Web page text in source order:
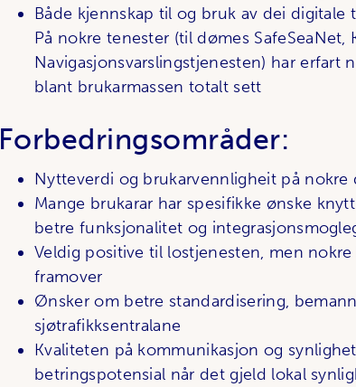
Både kjennskap til og bruk av dei digitale
På nokre tenester (til dømes SafeSeaNet,
Navigasjonsvarslingstjenesten) har erfart
blant brukarmassen totalt sett
Forbedringsområder:
Nytteverdi og brukarvennligheit på
Mange brukarar har spesifikke ønske
betre funksjonalitet og
Veldig positive til lostjenesten, men
framover
Ønsker om betre standardisering,
sjøtrafikksentralane
Kvaliteten på kommunikasjon og
betringspotensial når det gjeld lokal